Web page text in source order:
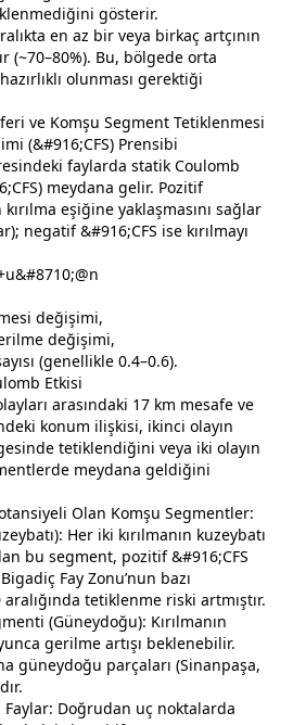
gösterir.
en az bir veya birkaç artçının
(~70–80%). Bu, bölgede orta
olunması gerektiği
ve Komşu Segment Tetiklenmesi
(&#916;CFS) Prensibi
faylarda statik Coulomb
meydana gelir. Pozitif
eşiğine yaklaşmasını sağlar
negatif &#916;CFS ise kırılmayı
değişimi,
değişimi,
(genellikle 0.4–0.6).
Etkisi
arasındaki 17 km mesafe ve
konum ilişkisi, ikinci olayın
tetiklendiğini veya iki olayın
meydana geldiğini
Olan Komşu Segmentler:
Her iki kırılmanın kuzeybatı
bu segment, pozitif &#916;CFS
Fay Zonu’nun bazı
tetiklenme riski artmıştır.
(Güneydoğu): Kırılmanın
gerilme artışı beklenebilir.
güneydoğu parçaları (Sinanpaşa,
Doğrudan uç noktalarda